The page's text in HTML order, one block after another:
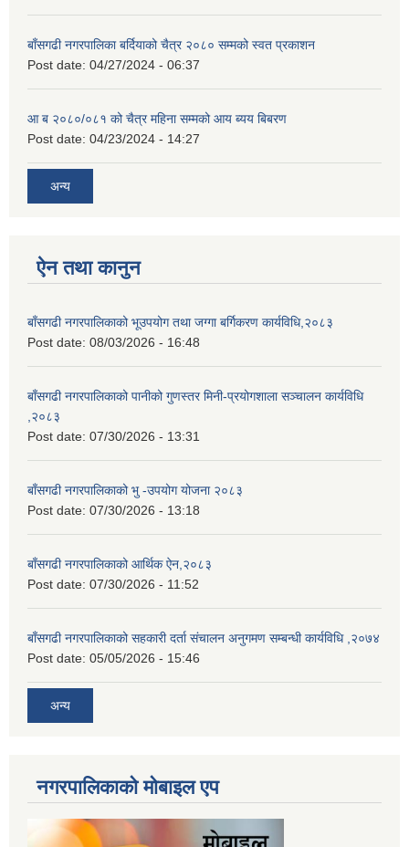
बाँसगढी नगरपालिका बर्दियाको चैत्र २०८० सम्मको स्वत प्रकाशन
Post date: 04/27/2024 - 06:37
आ ब २०८०/०८१ को चैत्र महिना सम्मको आय ब्यय बिबरण
Post date: 04/23/2024 - 14:27
अन्य
ऐन तथा कानुन
बाँसगढी नगरपालिकाको भूउपयोग तथा जग्गा बर्गिकरण कार्यविधि,२०८३
Post date: 08/03/2026 - 16:48
बाँसगढी नगरपालिकाको पानीको गुणस्तर मिनी-प्रयोगशाला सञ्चालन कार्यविधि
,२०८३
Post date: 07/30/2026 - 13:31
बाँसगढी नगरपालिकाको भु -उपयोग योजना २०८३
Post date: 07/30/2026 - 13:18
बाँसगढी नगरपालिकाको आर्थिक ऐन,२०८३
Post date: 07/30/2026 - 11:52
बाँसगढी नगरपालिकाको सहकारी दर्ता संचालन अनुगमण सम्बन्धी कार्यविधि ,२०७४
Post date: 05/05/2026 - 15:46
अन्य
नगरपालिकाकाे माेबाइल एप